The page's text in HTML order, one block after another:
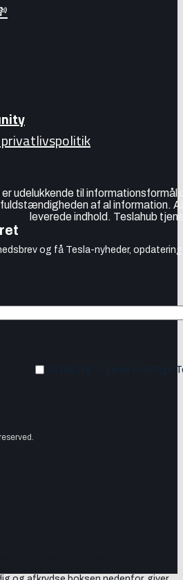
privatlivspolitik
er udelukkende til
af al information.
leverede indhold. Teslahub
og få Tesla-nyheder,
Ja tak, jeg vil gerne modtage